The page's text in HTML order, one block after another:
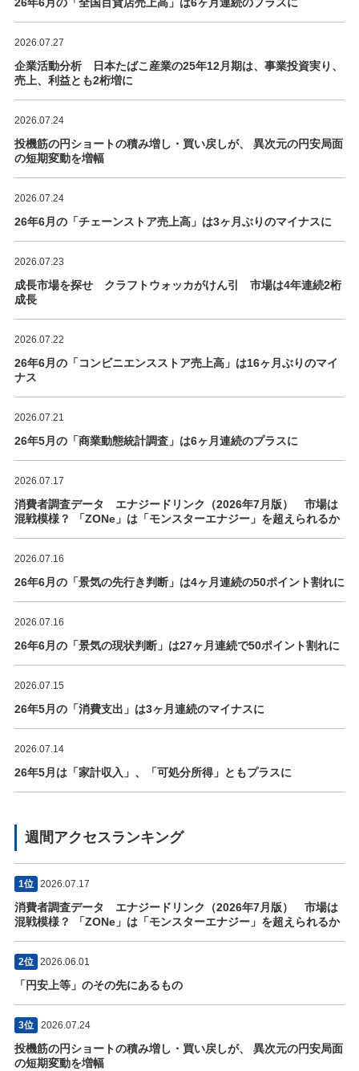
26年6月の「全国百貨店売上高」は6ヶ月連続のプラスに
2026.07.27
企業活動分析 日本たばこ産業の25年12月期は、事業投資実り、
売上、利益とも2桁増に
2026.07.24
投機筋の円ショートの積み増し・買い戻しが、 異次元の円安局面
の短期変動を増幅
2026.07.24
26年6月の「チェーンストア売上高」は3ヶ月ぶりのマイナスに
2026.07.23
成長市場を探せ クラフトウォッカがけん引 市場は4年連続2桁
成長
2026.07.22
26年6月の「コンビニエンスストア売上高」は16ヶ月ぶりのマイ
ナス
2026.07.21
26年5月の「商業動態統計調査」は6ヶ月連続のプラスに
2026.07.17
消費者調査データ エナジードリンク（2026年7月版） 市場は
混戦模様？ 「ZONe」は「モンスターエナジー」を超えられるか
2026.07.16
26年6月の「景気の先行き判断」は4ヶ月連続の50ポイント割れに
2026.07.16
26年6月の「景気の現状判断」は27ヶ月連続で50ポイント割れに
2026.07.15
26年5月の「消費支出」は3ヶ月連続のマイナスに
2026.07.14
26年5月は「家計収入」、「可処分所得」ともプラスに
週間アクセスランキング
1位 2026.07.17
消費者調査データ エナジードリンク（2026年7月版） 市場は
混戦模様？ 「ZONe」は「モンスターエナジー」を超えられるか
2位 2026.06.01
「円安上等」のその先にあるもの
3位 2026.07.24
投機筋の円ショートの積み増し・買い戻しが、 異次元の円安局面
の短期変動を増幅